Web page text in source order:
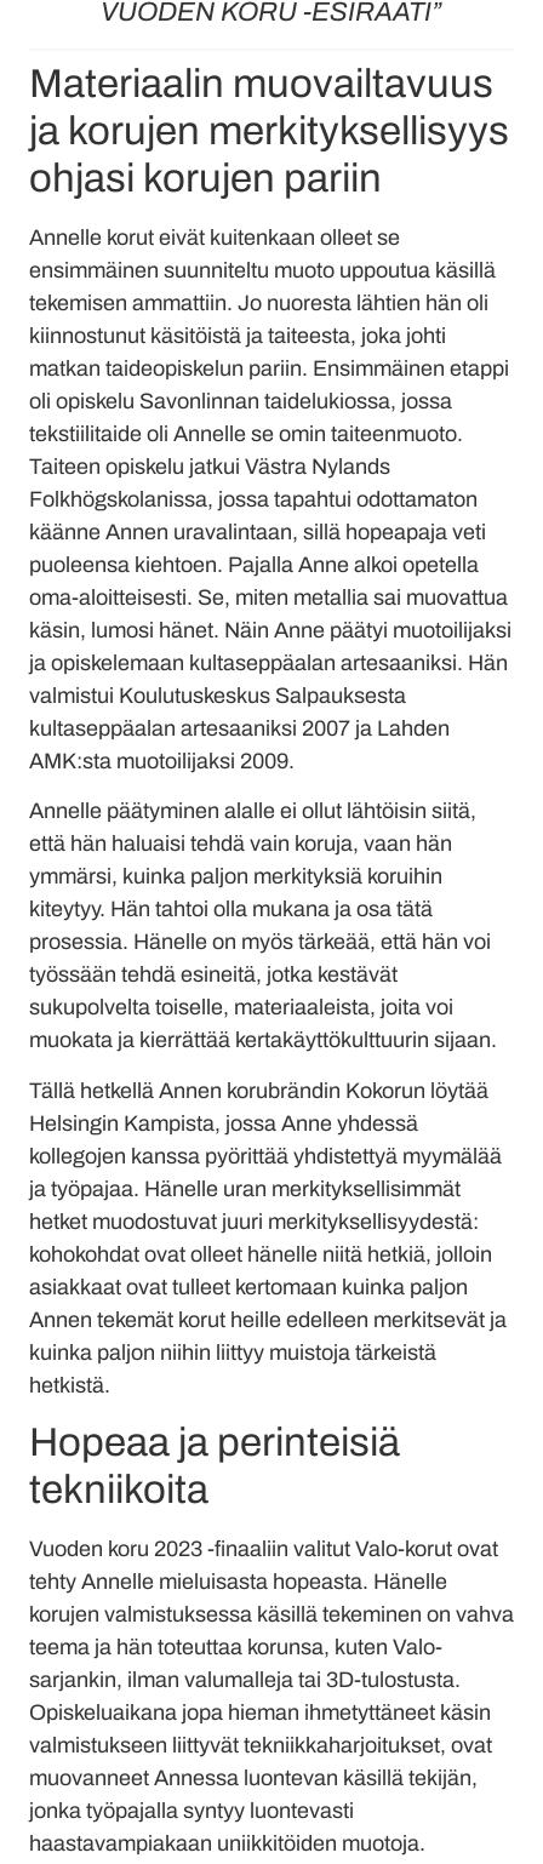
VUODEN KORU -ESIRAATI”
Materiaalin muovailtavuus
ja korujen merkityksellisyys
ohjasi korujen pariin
Annelle korut eivät kuitenkaan olleet se
ensimmäinen suunniteltu muoto uppoutua käsillä
tekemisen ammattiin. Jo nuoresta lähtien hän oli
kiinnostunut käsitöistä ja taiteesta, joka johti
matkan taideopiskelun pariin. Ensimmäinen etappi
oli opiskelu Savonlinnan taidelukiossa, jossa
tekstiilitaide oli Annelle se omin taiteenmuoto.
Taiteen opiskelu jatkui Västra Nylands
Folkhögskolanissa, jossa tapahtui odottamaton
käänne Annen uravalintaan, sillä hopeapaja veti
puoleensa kiehtoen. Pajalla Anne alkoi opetella
oma-aloitteisesti. Se, miten metallia sai muovattua
käsin, lumosi hänet. Näin Anne päätyi muotoilijaksi
ja opiskelemaan kultaseppäalan artesaaniksi. Hän
valmistui Koulutuskeskus Salpauksesta
kultaseppäalan artesaaniksi 2007 ja Lahden
AMK:sta muotoilijaksi 2009.
Annelle päätyminen alalle ei ollut lähtöisin siitä,
että hän haluaisi tehdä vain koruja, vaan hän
ymmärsi, kuinka paljon merkityksiä koruihin
kiteytyy. Hän tahtoi olla mukana ja osa tätä
prosessia. Hänelle on myös tärkeää, että hän voi
työssään tehdä esineitä, jotka kestävät
sukupolvelta toiselle, materiaaleista, joita voi
muokata ja kierrättää kertakäyttökulttuurin sijaan.
Tällä hetkellä Annen korubrändin Kokorun löytää
Helsingin Kampista, jossa Anne yhdessä
kollegojen kanssa pyörittää yhdistettyä myymälää
ja työpajaa. Hänelle uran merkityksellisimmät
hetket muodostuvat juuri merkityksellisyydestä:
kohokohdat ovat olleet hänelle niitä hetkiä, jolloin
asiakkaat ovat tulleet kertomaan kuinka paljon
Annen tekemät korut heille edelleen merkitsevät ja
kuinka paljon niihin liittyy muistoja tärkeistä
hetkistä.
Hopeaa ja perinteisiä
tekniikoita
Vuoden koru 2023 -finaaliin valitut Valo-korut ovat
tehty Annelle mieluisasta hopeasta. Hänelle
korujen valmistuksessa käsillä tekeminen on vahva
teema ja hän toteuttaa korunsa, kuten Valo-
sarjankin, ilman valumalleja tai 3D-tulostusta.
Opiskeluaikana jopa hieman ihmetyttäneet käsin
valmistukseen liittyvät tekniikkaharjoitukset, ovat
muovanneet Annessa luontevan käsillä tekijän,
jonka työpajalla syntyy luontevasti
haastavampiakaan uniikkitöiden muotoja.